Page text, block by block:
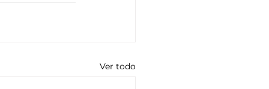
Ver todo